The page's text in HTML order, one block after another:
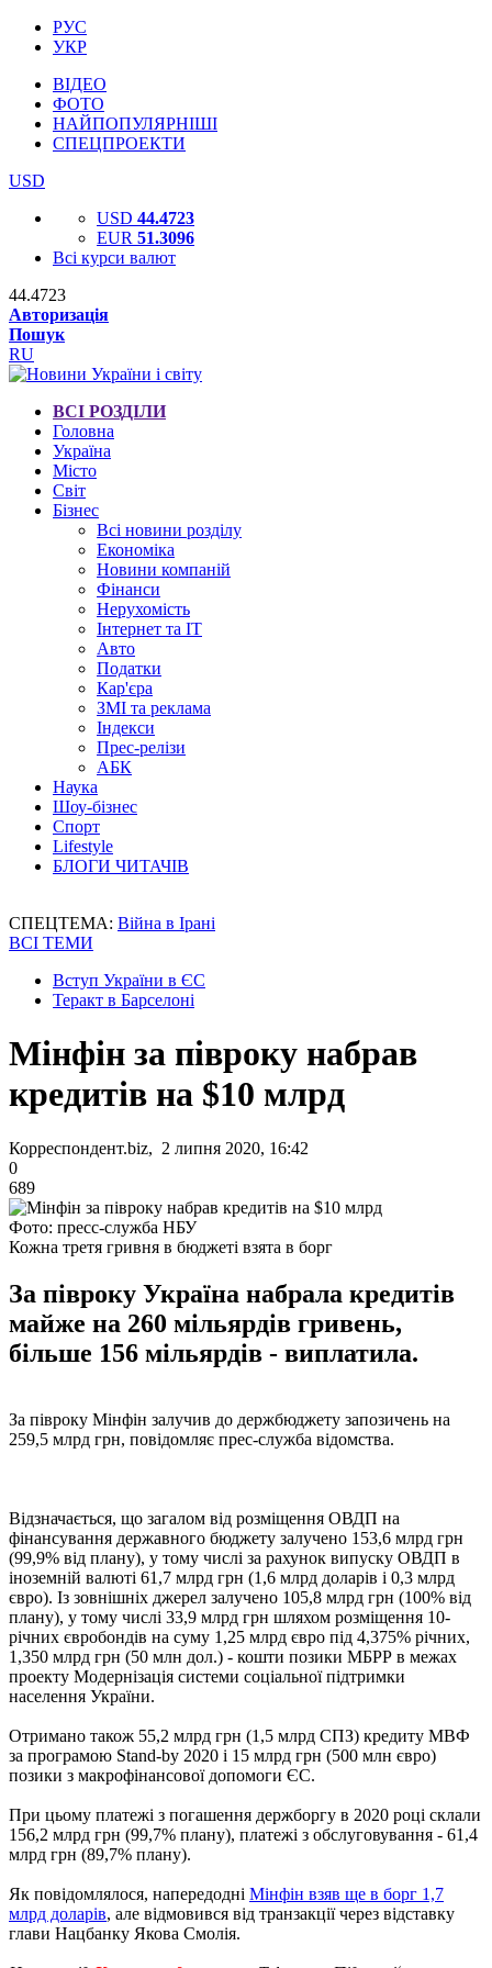
РУС
УКР
ВІДЕО
ФОТО
НАЙПОПУЛЯРНІШІ
СПЕЦПРОЕКТИ
USD
USD 44.4723
EUR 51.3096
Всі курси валют
44.4723
Авторизація
Пошук
RU
ВСІ РОЗДІЛИ
Головна
Україна
Місто
Світ
Бізнес
Всі новини розділу
Економіка
Новини компаній
Фінанси
Нерухомість
Інтернет та IT
Авто
Податки
Кар'єра
ЗМІ та реклама
Індекси
Прес-релізи
АБК
Наука
Шоу-бізнес
Спорт
Lifestyle
БЛОГИ ЧИТАЧІВ
СПЕЦТЕМА: Війна в Ірані
ВСІ ТЕМИ
Вступ України в ЄС
Теракт в Барселоні
Мінфін за півроку набрав
кредитів на $10 млрд
Корреспондент.biz, 2 липня 2020, 16:42
0
689
Фото: пресс-служба НБУ
Кожна третя гривня в бюджеті взята в борг
За півроку Україна набрала кредитів
майже на 260 мільярдів гривень,
більше 156 мільярдів - виплатила.
За півроку Мінфін залучив до держбюджету запозичень на
259,5 млрд грн, повідомляє прес-служба відомства.
Відзначається, що загалом від розміщення ОВДП на
фінансування державного бюджету залучено 153,6 млрд грн
(99,9% від плану), у тому числі за рахунок випуску ОВДП в
іноземній валюті 61,7 млрд грн (1,6 млрд доларів і 0,3 млрд
євро). Із зовнішніх джерел залучено 105,8 млрд грн (100% від
плану), у тому числі 33,9 млрд грн шляхом розміщення 10-
річних євробондів на суму 1,25 млрд євро під 4,375% річних,
1,350 млрд грн (50 млн дол.) - кошти позики МБРР в межах
проекту Модернізація системи соціальної підтримки
населення України.
Отримано також 55,2 млрд грн (1,5 млрд СПЗ) кредиту МВФ
за програмою Stand-by 2020 і 15 млрд грн (500 млн євро)
позики з макрофінансової допомоги ЄС.
При цьому платежі з погашення держборгу в 2020 році склали
156,2 млрд грн (99,7% плану), платежі з обслуговування - 61,4
млрд грн (89,7% плану).
Як повідомлялося, напередодні Мінфін взяв ще в борг 1,7
млрд доларів, але відмовився від транзакції через відставку
глави Нацбанку Якова Смолія.